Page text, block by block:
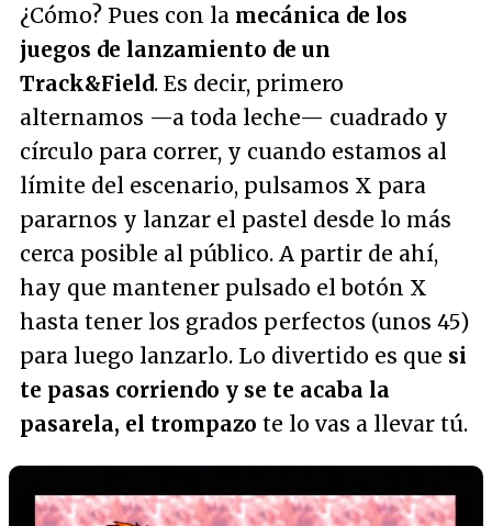
¿Cómo? Pues con la mecánica de los
juegos de lanzamiento de un
Track&Field. Es decir, primero
alternamos —a toda leche— cuadrado y
círculo para correr, y cuando estamos al
límite del escenario, pulsamos X para
pararnos y lanzar el pastel desde lo más
cerca posible al público. A partir de ahí,
hay que mantener pulsado el botón X
hasta tener los grados perfectos (unos 45)
para luego lanzarlo. Lo divertido es que si
te pasas corriendo y se te acaba la
pasarela, el trompazo te lo vas a llevar tú.